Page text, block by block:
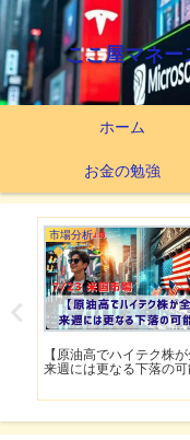
ここ屋マネー
ホーム
お金の勉強
市場分析
【原油高でハイテク株が
来週には更なる下落の可